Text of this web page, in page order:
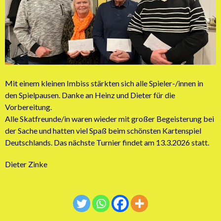
Mit einem kleinen Imbiss stärkten sich alle Spieler-/innen in
den Spielpausen. Danke an Heinz und Dieter für die
Vorbereitung.
Alle Skatfreunde/in waren wieder mit großer Begeisterung bei
der Sache und hatten viel Spaß beim schönsten Kartenspiel
Deutschlands. Das nächste Turnier findet am 13.3.2026 statt.
Dieter Zinke